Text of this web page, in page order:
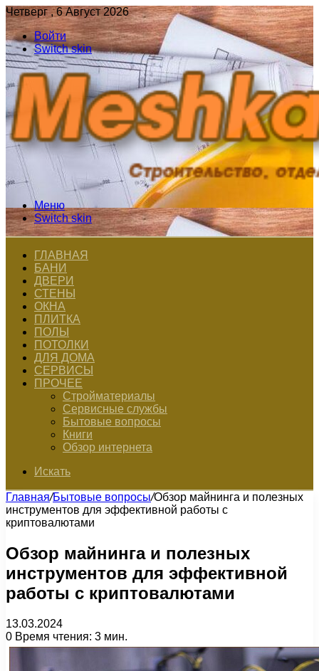
Четверг , 6 Август 2026
Войти
Switch skin
Меню
Switch skin
ГЛАВНАЯ
БАНИ
ДВЕРИ
СТЕНЫ
ОКНА
ПЛИТКА
ПОЛЫ
ПОТОЛКИ
ДЛЯ ДОМА
СЕРВИСЫ
ПРОЧЕЕ
Стройматериалы
Сервисные службы
Бытовые вопросы
Книги
Обзор интернета
Искать
Главная/Бытовые вопросы/Обзор майнинга и полезных
инструментов для эффективной работы с
криптовалютами
Обзор майнинга и полезных
инструментов для эффективной
работы с криптовалютами
13.03.2024
0 Время чтения: 3 мин.